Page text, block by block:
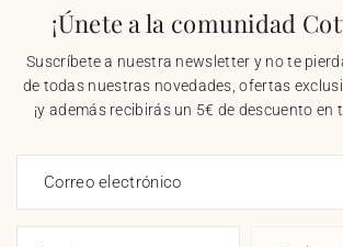
¡Únete a la comunidad
Suscríbete a nuestra newsletter y no te
de todas nuestras novedades, ofertas
¡y además recibirás un 5€ de descuento en
Correo electrónico